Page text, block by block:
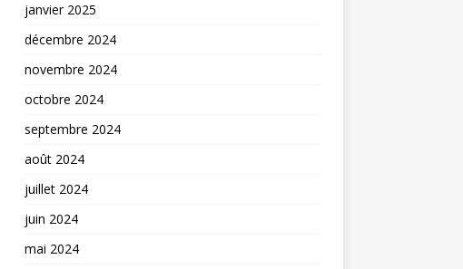
janvier 2025
décembre 2024
novembre 2024
octobre 2024
septembre 2024
août 2024
juillet 2024
juin 2024
mai 2024